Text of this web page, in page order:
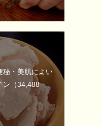
秘・美肌によい
ン （34,488